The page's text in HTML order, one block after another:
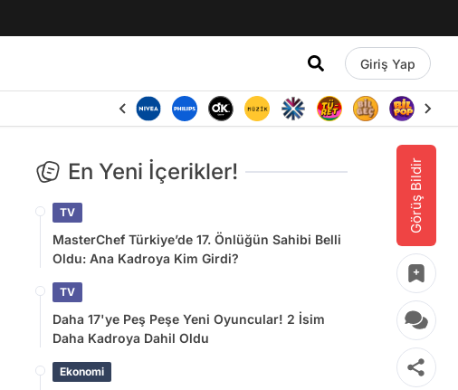
Giriş Yap
Görüş Bildir
En Yeni İçerikler!
TV
MasterChef Türkiye’de 17. Önlüğün Sahibi Belli
Oldu: Ana Kadroya Kim Girdi?
TV
Daha 17'ye Peş Peşe Yeni Oyuncular! 2 İsim
Daha Kadroya Dahil Oldu
Ekonomi